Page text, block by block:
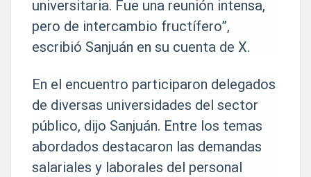
universitaria. Fue una reunión intensa,
pero de intercambio fructífero”,
escribió Sanjuán en su cuenta de X.
En el encuentro participaron delegados
de diversas universidades del sector
público, dijo Sanjuán. Entre los temas
abordados destacaron las demandas
salariales y laborales del personal